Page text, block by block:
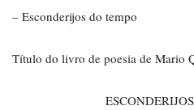
– Esconderijos do tempo
Título do livro de poesia de Mario